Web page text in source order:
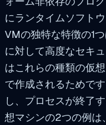
にランタイムソフト
VMの独特な特徴の1
に対して高度なセキ
はこれらの種類の仮
で作成されるためで
し、プロセスが終了
想マシンの2つの例は